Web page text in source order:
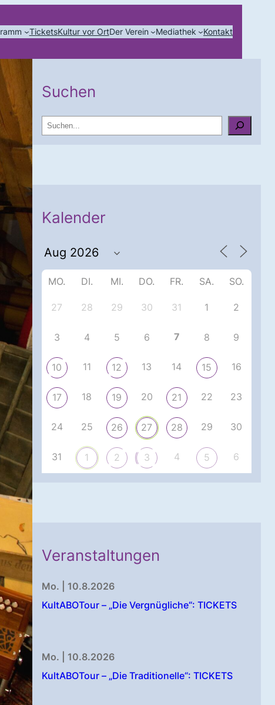
TicketsKultur vor OrtDer Verein Mediathek Kontakt
Suchen
u
Kalender
MO. DI. MI. DO. FR. SA. SO.
27 28 29 30 31 1 2
3 4 5 6 7 8 9
10 11 12 13 14 15 16
17 18 19 20 21 22 23
24 25 26 27 28 29 30
31 1 2 3 4 5 6
Veranstaltungen
Mo. | 10.8.2026
KultABOTour – „Die Vergnügliche“: TICKETS
Mo. | 10.8.2026
KultABOTour – „Die Traditionelle“: TICKETS